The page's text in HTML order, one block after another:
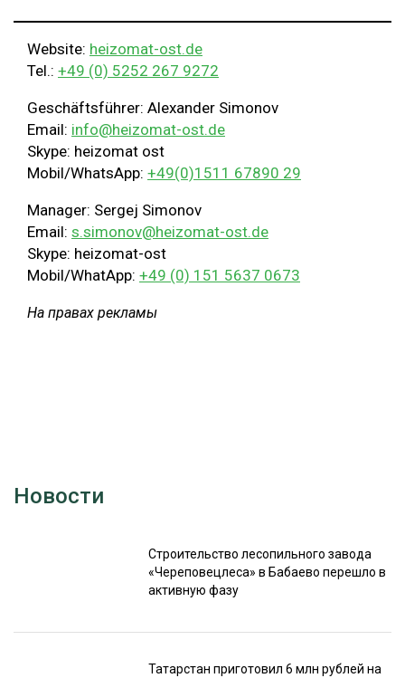
Website: heizomat-ost.de
Tel.: +49 (0) 5252 267 9272
Geschäftsführer: Alexander Simonov
Email: info@heizomat-ost.de
Skype: heizomat ost
Mobil/WhatsApp: +49(0)1511 67890 29
Manager: Sergej Simonov
Email: s.simonov@heizomat-ost.de
Skype: heizomat-ost
Mobil/WhatApp: +49 (0) 151 5637 0673
На правах рекламы
Новости
Строительство лесопильного завода
«Череповецлеса» в Бабаево перешло в
активную фазу
Татарстан приготовил 6 млн рублей на